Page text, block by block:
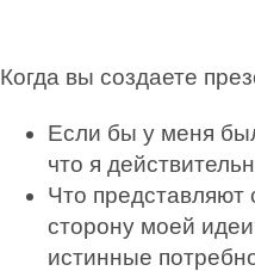
Когда вы создаете
Если бы у меня
что я
Что
сторону моей
истинные